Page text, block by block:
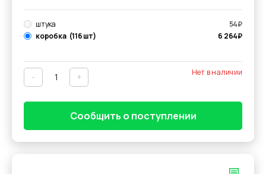
штука 54₽
коробка (116 шт) 6 264₽
- + Нет в наличии
Сообщить о поступлении